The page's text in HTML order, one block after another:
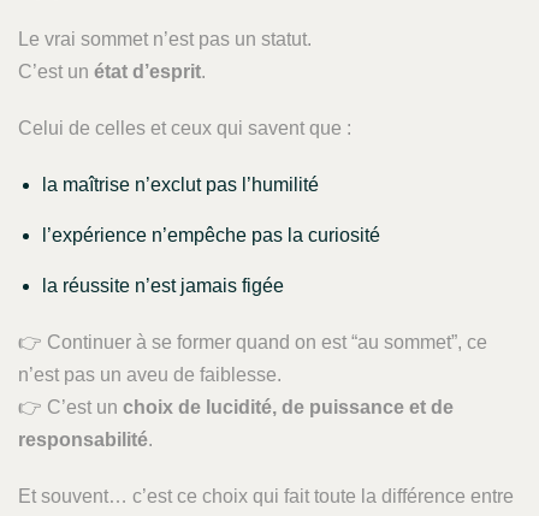
Le vrai sommet n’est pas un statut.
C’est un état d’esprit.
Celui de celles et ceux qui savent que :
la maîtrise n’exclut pas l’humilité
l’expérience n’empêche pas la curiosité
la réussite n’est jamais figée
👉 Continuer à se former quand on est “au sommet”, ce
n’est pas un aveu de faiblesse.
👉 C’est un choix de lucidité, de puissance et de
responsabilité.
Et souvent… c’est ce choix qui fait toute la différence entre